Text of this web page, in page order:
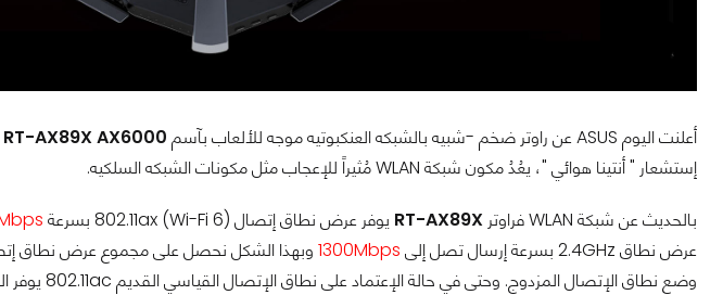
أعلنت اليوم ASUS عن راوتر ضخم -شبيه بالشبكه العنكبوتيه موجه للألعاب بآسم RT-AX89X AX6000
إستشعار " أنتينا هوائي "، يعُدُ مكون شبكة WLAN مُثيراً للإعجاب مثل مكونات الشبكه السلكيه.
بالحديث عن شبكة WLAN فراوتر RT-AX89X يوفر عرض نطاق إتصال 802.11ax (Wi-Fi 6) بسرعة
عرض نطاق 2.4GHz بسرعة إرسال تصل إلى
1300Mbps
وضع نطاق الإتصال المزدوج. وحتى في حالة الإعتماد على نطاق الإتصال القياسي القديم 802.11ac يوفر الراوتر سرعة إرسال بيبانات بقيمة